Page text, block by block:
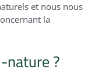
et nous nous
la
nature ?